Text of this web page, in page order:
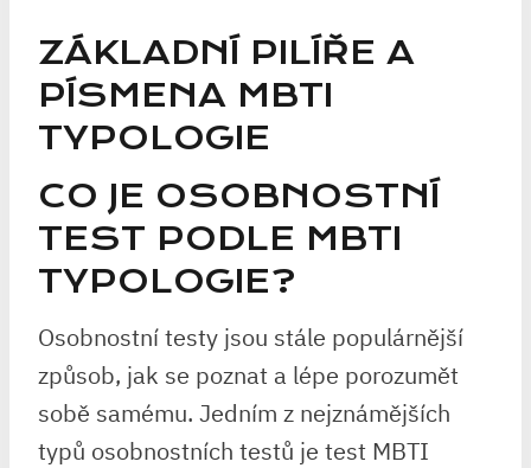
ZÁKLADNÍ PILÍŘE A
PÍSMENA MBTI
TYPOLOGIE
CO JE OSOBNOSTNÍ
TEST PODLE MBTI
TYPOLOGIE?
Osobnostní testy jsou stále populárnější
způsob, jak se poznat a lépe porozumět
sobě samému. Jedním z nejznámějších
typů osobnostních testů je test MBTI